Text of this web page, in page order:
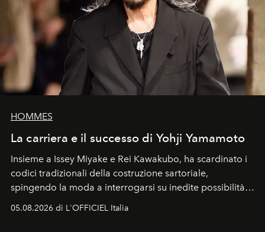
HOMMES
La carriera e il successo di Yohji Yamamoto
Insieme a Issey Miyake e Rei Kawakubo, ha scardinato i
codici tradizionali della costruzione sartoriale,
spingendo la moda a interrogarsi su inedite possibilità
formali e a ridefinire il concetto stesso di silhouette.
05.08.2026 di L'OFFICIEL Italia